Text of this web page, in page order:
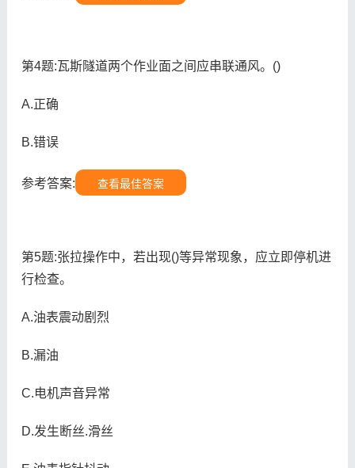
第4题:瓦斯隧道两个作业面之间应串联通风。()
A.正确
B.错误
参考答案: 查看最佳答案
第5题:张拉操作中，若出现()等异常现象，应立即停机进
行检查。
A.油表震动剧烈
B.漏油
C.电机声音异常
D.发生断丝.滑丝